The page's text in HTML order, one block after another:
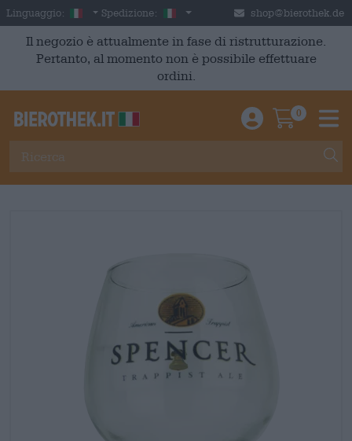
Skip to main content
Linguaggio: Italian
Spedizione: Italia shop@bierothek.de
Il negozio è attualmente in fase di ristrutturazione.
Pertanto, al momento non è possibile effettuare
ordini.
Einloggen /
0